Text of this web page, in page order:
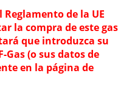
de la UE
la compra de este gas
que introduzca su
(o sus datos de
en la página de